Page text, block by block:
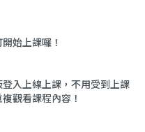
始上課囉！
入上線上課，不用受到上課
觀看課程內容！